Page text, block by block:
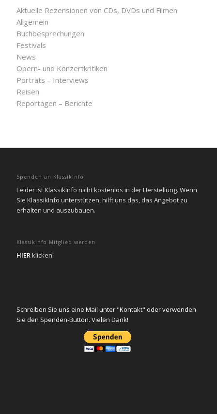
Aktuelle Rezensionen von CDs, DVDs und Filmen
Allgemein
Buchbesprechungen
Festivals
News
Opern- und Konzertkritiken
Porträts – Interviews
Reisen
Reportagen – Berichte
Spenden an KlassikInfo
Leider ist KlassikInfo nicht kostenlos in der Herstellung. Wenn
Sie KlassikInfo unterstützen, hilft uns das, das Angebot zu
erhalten und auszubauen.
Klassikinfo Mitglied werden
HIERklicken!
Schreiben Sie uns eine Mail unter "Kontakt" oder verwenden
Sie den Spenden-Button. Vielen Dank!